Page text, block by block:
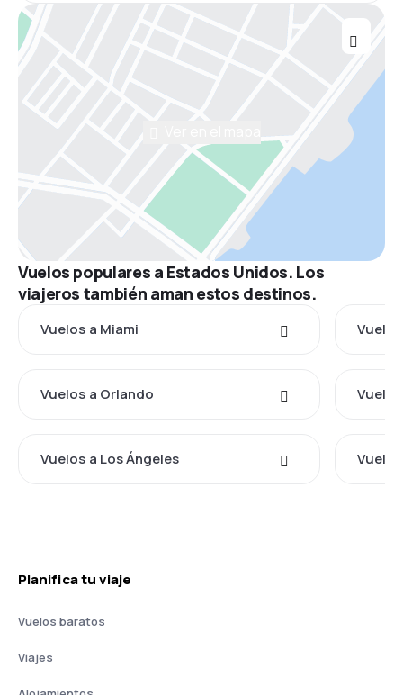
Vuelos populares a Estados Unidos. Los
viajeros también aman estos destinos.
Vuelos a Miami
Vuelos a Orlando
Vuelos a Los Ángeles
Planifica tu viaje
Vuelos baratos
Viajes